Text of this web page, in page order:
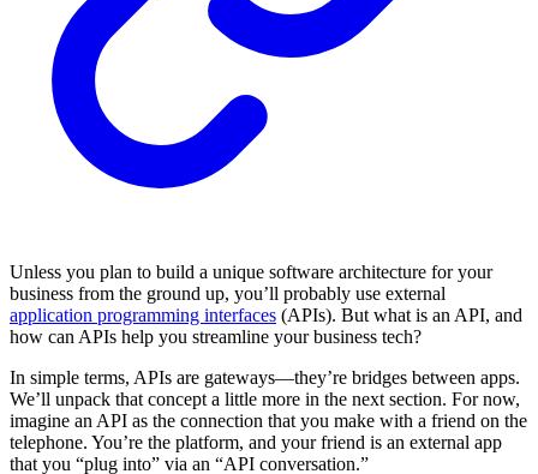
Unless you plan to build a unique software architecture for your
business from the ground up, you’ll probably use external
application programming interfaces (APIs). But what is an API, and
how can APIs help you streamline your business tech?
In simple terms, APIs are gateways—they’re bridges between apps.
We’ll unpack that concept a little more in the next section. For now,
imagine an API as the connection that you make with a friend on the
telephone. You’re the platform, and your friend is an external app
that you “plug into” via an “API conversation.”